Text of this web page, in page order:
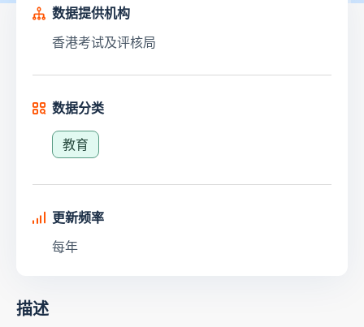
数据提供机构
香港考试及评核局
数据分类
教育
更新频率
每年
描述